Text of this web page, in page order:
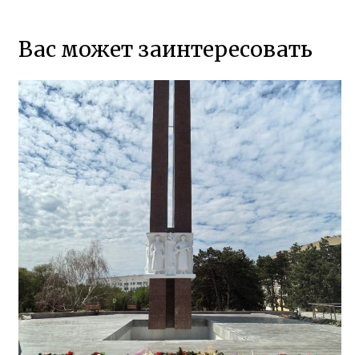
Вас может заинтересовать